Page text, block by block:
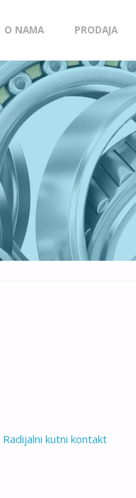
O NAMA PRODAJA
Radijalni kutni kontakt